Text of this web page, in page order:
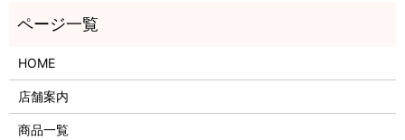
HOME
店舗案内
商品一覧